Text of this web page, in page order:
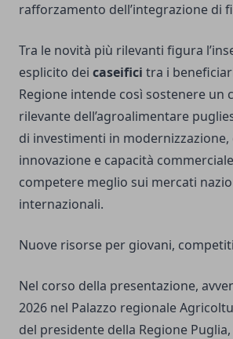
rafforzamento dell’integrazione di
Tra le novità più rilevanti figura
esplicito dei caseifici tra i
Regione intende così sostenere un
rilevante dell’agroalimentare
di investimenti in modernizzazione,
innovazione e capacità
competere meglio sui mercati
internazionali.
Nuove risorse per giovani,
Nel corso della presentazione,
2026 nel Palazzo regionale
del presidente della Regione Puglia,